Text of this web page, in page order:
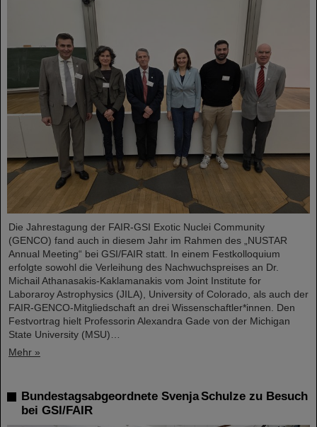
Die Jahrestagung der FAIR-GSI Exotic Nuclei Community
(GENCO) fand auch in diesem Jahr im Rahmen des „NUSTAR
Annual Meeting“ bei GSI/FAIR statt. In einem Festkolloquium
erfolgte sowohl die Verleihung des Nachwuchspreises an Dr.
Michail Athanasakis-Kaklamanakis vom Joint Institute for
Laboraroy Astrophysics (JILA), University of Colorado, als auch der
FAIR-GENCO-Mitgliedschaft an drei Wissenschaftler*innen. Den
Festvortrag hielt Professorin Alexandra Gade von der Michigan
State University (MSU)…
Mehr »
Bundestagsabgeordnete Svenja Schulze zu Besuch
bei GSI/FAIR